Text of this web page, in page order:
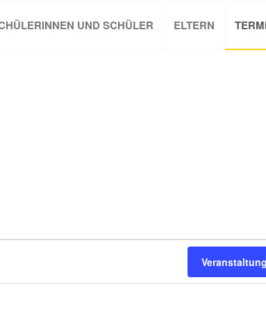
UND SCHÜLER ELTERN